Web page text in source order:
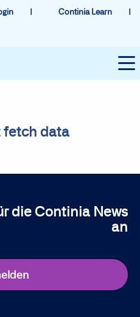
Continia Learn
fetch data
die Continia News
an